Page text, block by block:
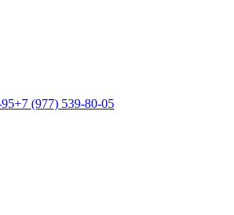
+7 (977) 539-80-05